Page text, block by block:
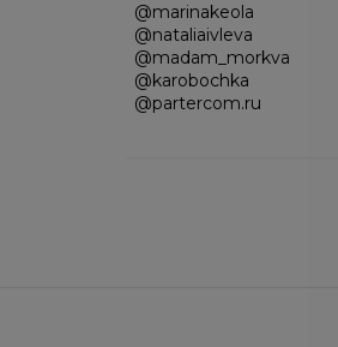
@marinakeola
@nataliaivleva
@madam_morkva
@karobochka
@partercom.ru